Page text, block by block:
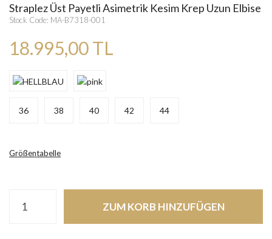
Straplez Üst Payetli Asimetrik Kesim Krep Uzun Elbise
Stock Code: MA-B7318-001
18.995,00 TL
36 38 40 42 44
Größentabelle
ZUM KORB HINZUFÜGEN